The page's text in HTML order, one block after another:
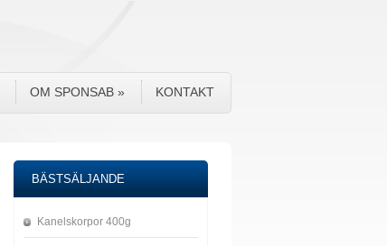
OM SPONSAB » KONTAKT
BÄSTSÄLJANDE
Kanelskorpor 400g